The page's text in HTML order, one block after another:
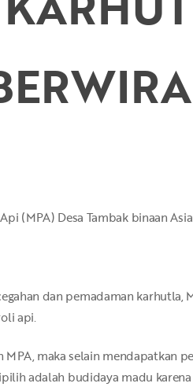
(MPA) Desa Tambak binaan
dan pemadaman
api.
maka selain mendapatkan
adalah budidaya madu